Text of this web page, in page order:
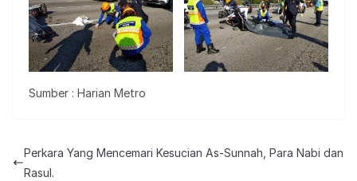
Sumber : Harian Metro
Perkara Yang Mencemari Kesucian As-Sunnah, Para Nabi dan
Rasul.